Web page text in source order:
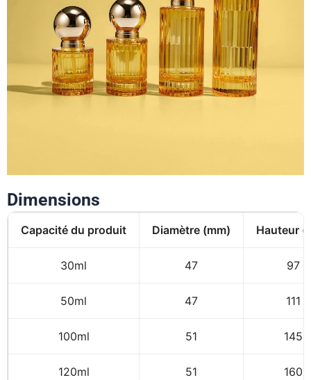
Dimensions
Capacité du produit Diamètre (mm) Hauteur
30ml 47 97
50ml 47 111
100ml 51 145
120ml 51 160